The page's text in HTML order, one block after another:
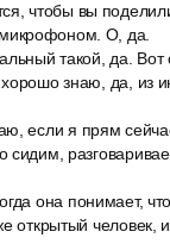
чтобы вы
микрофоном. О, да.
такой, да.
знаю, да, из
если я прям
сидим,
она понимает,
открытый человек,